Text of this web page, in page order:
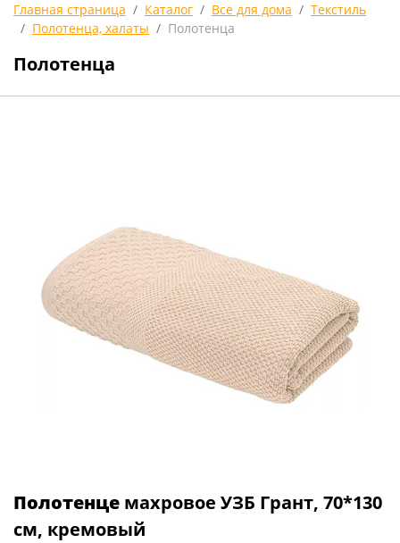
Главная страница Каталог Все для дома
Текстиль
Полотенца, халаты
Полотенца
Полотенца
Полотенце махровое УЗБ Грант, 70*130
см, кремовый